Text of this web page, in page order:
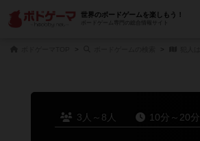
世界のボードゲームを楽しもう！
ボードゲーム専門の総合情報サイト
3人～8人 10分～20分